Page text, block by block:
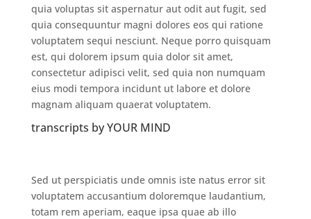
quia voluptas sit aspernatur aut odit aut fugit, sed
quia consequuntur magni dolores eos qui ratione
voluptatem sequi nesciunt. Neque porro quisquam
est, qui dolorem ipsum quia dolor sit amet,
consectetur adipisci velit, sed quia non numquam
eius modi tempora incidunt ut labore et dolore
magnam aliquam quaerat voluptatem.
transcripts by YOUR MIND
Sed ut perspiciatis unde omnis iste natus error sit
voluptatem accusantium doloremque laudantium,
totam rem aperiam, eaque ipsa quae ab illo